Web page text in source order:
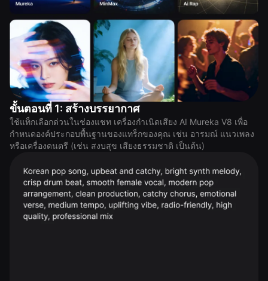
ขั้นตอนที่ 1: สร้างบรรยากาศ
ใช้แท็กเลือกด่วนในช่องแชท เครื่องกำเนิดเสียง AI Mureka V8 เพื่อ
กำหนดองค์ประกอบพื้นฐานของแทร็กของคุณ เช่น อารมณ์ แนวเพลง
หรือเครื่องดนตรี (เช่น สงบสุข เสียงธรรมชาติ เป็นต้น)